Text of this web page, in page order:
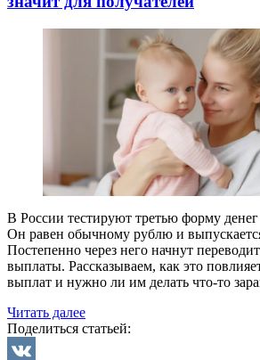
В России тестируют третью форму
Он равен обычному рублю и
Постепенно через него начнут
выплаты. Рассказываем, как это
выплат и нужно ли им делать что-то
Читать далее«С
1
Поделиться статьей: